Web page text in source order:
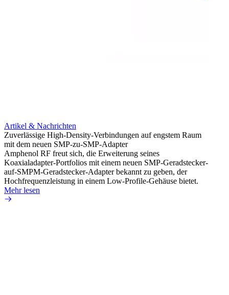
Artikel & Nachrichten
Zuverlässige High-Density-Verbindungen auf engstem Raum
mit dem neuen SMP-zu-SMP-Adapter
Amphenol RF freut sich, die Erweiterung seines
Koaxialadapter-Portfolios mit einem neuen SMP-Geradstecker-
auf-SMPM-Geradstecker-Adapter bekannt zu geben, der
Hochfrequenzleistung in einem Low-Profile-Gehäuse bietet.
Mehr lesen